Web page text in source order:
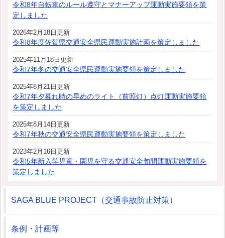
令和8年自転車のルール遵守とマナーアップ運動実施要領を策
定しました
2026年2月18日更新
令和8年度佐賀県交通安全県民運動実施計画を策定しました
2025年11月18日更新
令和7年冬の交通安全県民運動実施要領を策定しました
2025年8月21日更新
令和7年夕暮れ時の早めのライト（前照灯）点灯運動実施要領
を策定しました
2025年8月14日更新
令和7年秋の交通安全県民運動実施要領を策定しました
2023年2月16日更新
令和5年新入学児童・園児を守る交通安全旬間運動実施要領を
策定しました
SAGA BLUE PROJECT（交通事故防止対策）
条例・計画等